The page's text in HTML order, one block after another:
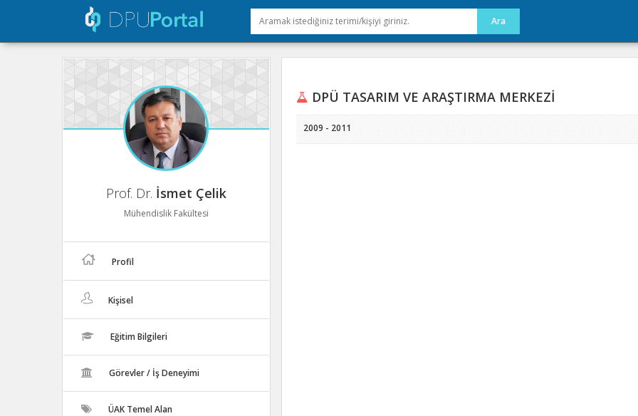
Prof. Dr. İsmet Çelik
Mühendislik Fakültesi
Profil
Kişisel
Eğitim Bilgileri
Görevler / İş Deneyimi
ÜAK Temel Alan
DPÜ TASARIM VE ARAŞTIRMA MERKEZİ
2009 - 2011